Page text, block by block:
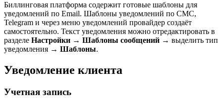
Биллинговая платформа содержит готовые шаблоны для
уведомлений по Email. Шаблоны уведомлений по СМС,
Telegram и через меню уведомлений провайдер создаёт
самостоятельно. Текст уведомления можно отредактировать в
разделе Настройки → Шаблоны сообщений → выделить тип
уведомления → Шаблоны.
Уведомление клиента
Учетная запись